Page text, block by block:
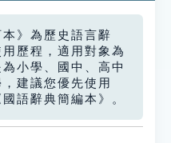
本》為歷史語言辭
歷程，適用對象為
小學、國中、高中
，建議您優先使用
語辭典簡編本》。